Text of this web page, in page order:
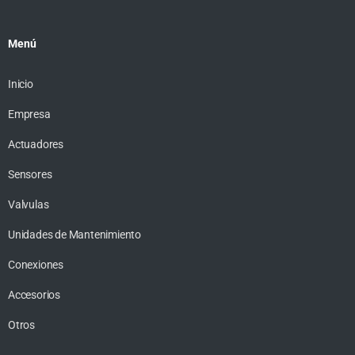
Menú
Inicio
Empresa
Actuadores
Sensores
Valvulas
Unidades de Mantenimiento
Conexiones
Accesorios
Otros